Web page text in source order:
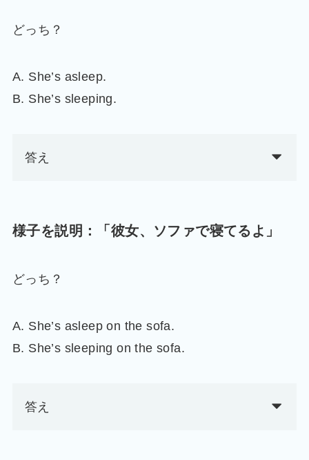
どっち？
A. She’s asleep.
B. She’s sleeping.
答え
様子を説明：「彼女、ソファで寝てるよ」
どっち？
A. She’s asleep on the sofa.
B. She’s sleeping on the sofa.
答え